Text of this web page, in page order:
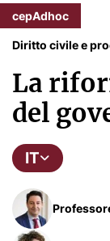
cepAdhoc
Diritto civile e
La
del
IT